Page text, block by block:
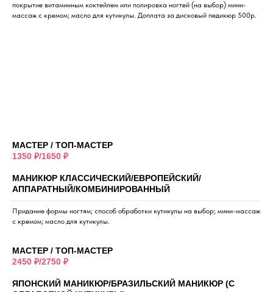
покрытие витаминным коктейлем или полировка ногтей (на выбор) мини-
массаж с кремом; масло для кутикулы. Доплата за дисковый педикюр 500р.
МАСТЕР / ТОП-МАСТЕР
1350 ₽/1650 ₽
МАНИКЮР КЛАССИЧЕСКИЙ/ЕВРОПЕЙСКИЙ/
АППАРАТНЫЙ/КОМБИНИРОВАННЫЙ
Придание формы ногтям; способ обработки кутикулы на выбор; мини-массаж
с кремом; масло для кутикулы.
МАСТЕР / ТОП-МАСТЕР
2450 ₽/2750 ₽
ЯПОНСКИЙ МАНИКЮР/БРАЗИЛЬСКИЙ МАНИКЮР (С